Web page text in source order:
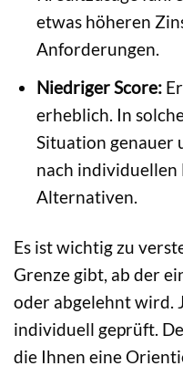
etwas höheren
Anforderungen.
Niedriger Score:
erheblich. In
Situation genauer
nach individuellen
Alternativen.
Es ist wichtig zu
Grenze gibt, ab der
oder abgelehnt wird.
individuell geprüft.
die Ihnen eine